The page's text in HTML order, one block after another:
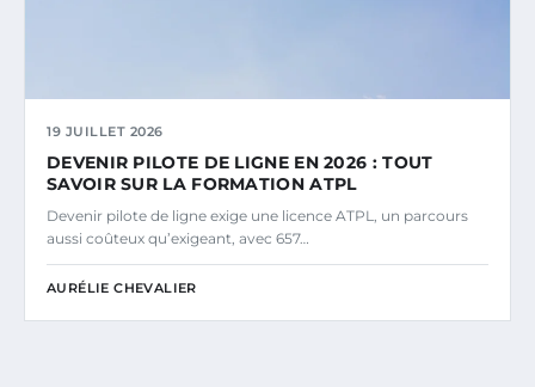
19 JUILLET 2026
DEVENIR PILOTE DE LIGNE EN 2026 : TOUT
SAVOIR SUR LA FORMATION ATPL
Devenir pilote de ligne exige une licence ATPL, un parcours
aussi coûteux qu’exigeant, avec 657…
AURÉLIE CHEVALIER